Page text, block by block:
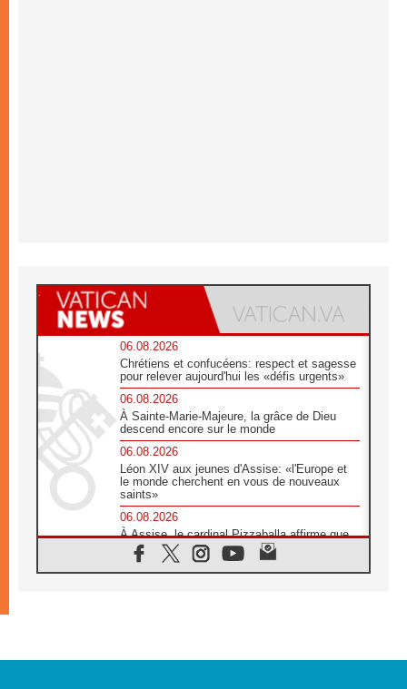
06.08.2026
Chrétiens et confucéens: respect et sagesse
pour relever aujourd'hui les «défis urgents»
06.08.2026
À Sainte-Marie-Majeure, la grâce de Dieu
descend encore sur le monde
06.08.2026
Léon XIV aux jeunes d'Assise: «l'Europe et
le monde cherchent en vous de nouveaux
saints»
06.08.2026
À Assise, le cardinal Pizzaballa affirme que
«les chrétiens veulent la paix»
06.08.2026